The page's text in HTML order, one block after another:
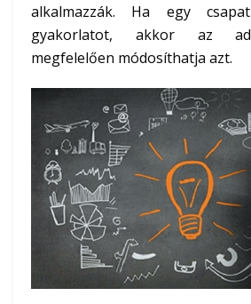
alkalmazzák. Ha egy
gyakorlatot, akkor az
megfelelően módosíthatja azt.